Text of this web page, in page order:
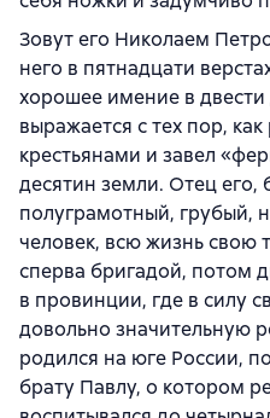
Зовут его Николаем
него в пятнадцати
хорошее имение в
выражается с тех пор,
крестьянами и завел
десятин земли. Отец его,
полуграмотный, грубый,
человек, всю жизнь свою
сперва бригадой, потом
в провинции, где в силу
довольно значительную
родился на юге России,
брату Павлу, о котором